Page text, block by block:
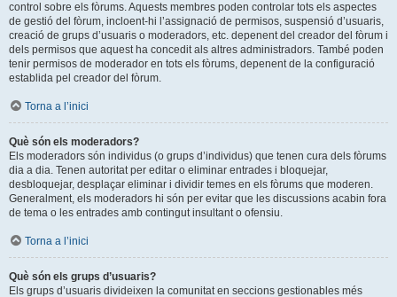
control sobre els fòrums. Aquests membres poden controlar tots els aspectes
de gestió del fòrum, incloent-hi l’assignació de permisos, suspensió d’usuaris,
creació de grups d’usuaris o moderadors, etc. depenent del creador del fòrum i
dels permisos que aquest ha concedit als altres administradors. També poden
tenir permisos de moderador en tots els fòrums, depenent de la configuració
establida pel creador del fòrum.
Torna a l’inici
Què són els moderadors?
Els moderadors són individus (o grups d’individus) que tenen cura dels fòrums
dia a dia. Tenen autoritat per editar o eliminar entrades i bloquejar,
desbloquejar, desplaçar eliminar i dividir temes en els fòrums que moderen.
Generalment, els moderadors hi són per evitar que les discussions acabin fora
de tema o les entrades amb contingut insultant o ofensiu.
Torna a l’inici
Què són els grups d’usuaris?
Els grups d’usuaris divideixen la comunitat en seccions gestionables més